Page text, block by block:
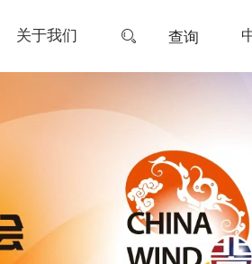
关于我们  查询